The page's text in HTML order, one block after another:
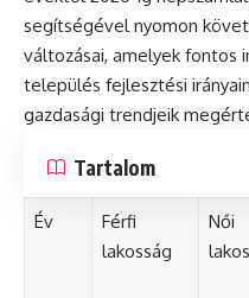
segítségével nyomon
változásai, amelyek fontos
település fejlesztési
gazdasági trendjeik
Tartalom
Év
Férfi
lakosság
Női